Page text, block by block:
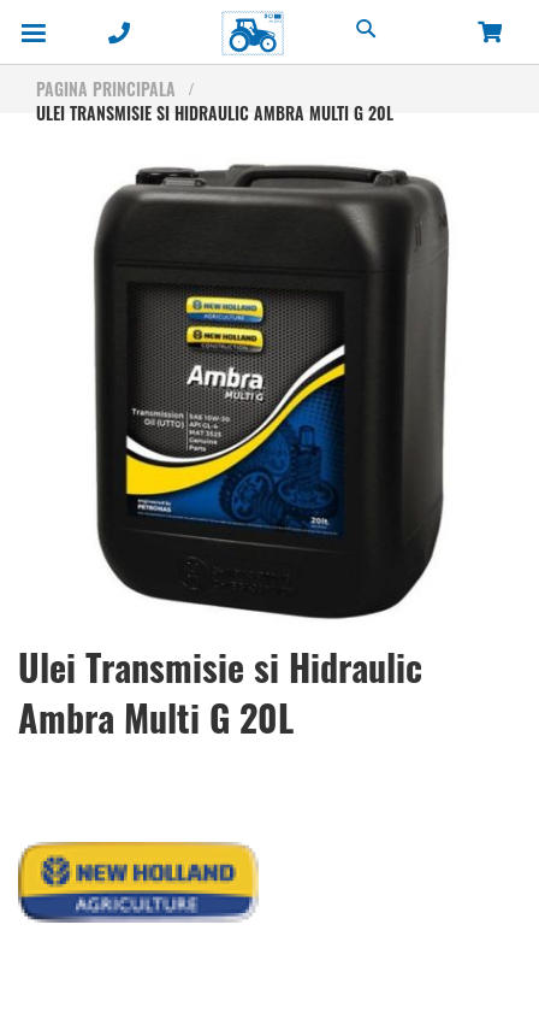
Cautare
PAGINA PRINCIPALA
ULEI TRANSMISIE SI HIDRAULIC AMBRA MULTI G 20L
Skip
to
the
beginning
Ulei Transmisie si Hidraulic
Ambra Multi G 20L